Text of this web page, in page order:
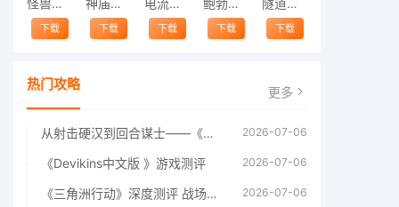
下载 下载 下载 下载 下载
热门攻略 更多
从射击硬汉到回合谋士——《战争机器：战略版》如何演绎另一位猛男的传奇 2026-07-06
《Devikins中文版 》游戏测评 2026-07-06
《三角洲行动》深度测评 战场上的野心与裂痕 2026-07-06